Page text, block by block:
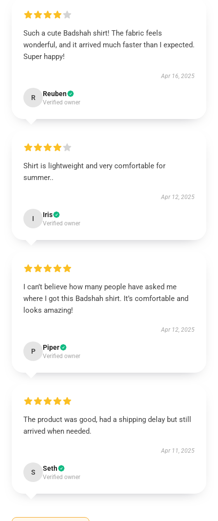
Such a cute Badshah shirt! The fabric feels
wonderful, and it arrived much faster than I expected.
Super happy!
Apr 16, 2025
R Reuben
Verified owner
Shirt is lightweight and very comfortable for
summer..
Apr 12, 2025
I Iris
Verified owner
I can’t believe how many people have asked me
where I got this Badshah shirt. It’s comfortable and
looks amazing!
Apr 12, 2025
P Piper
Verified owner
The product was good, had a shipping delay but still
arrived when needed.
Apr 11, 2025
S Seth
Verified owner